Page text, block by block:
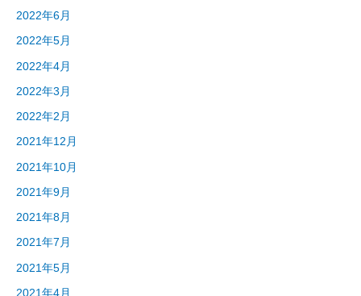
2022年6月
2022年5月
2022年4月
2022年3月
2022年2月
2021年12月
2021年10月
2021年9月
2021年8月
2021年7月
2021年5月
2021年4月